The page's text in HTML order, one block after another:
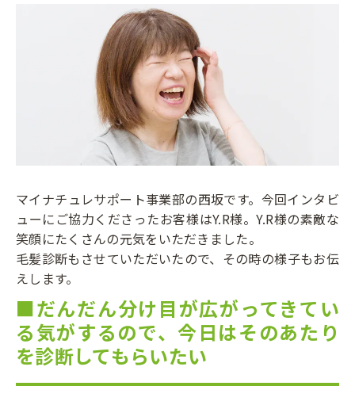
マイナチュレサポート事業部の西坂です。今回インタビ
ューにご協力くださったお客様はY.R様。Y.R様の素敵な
笑顔にたくさんの元気をいただきました。
毛髪診断もさせていただいたので、その時の様子もお伝
えします。
■だんだん分け目が広がってきてい
る気がするので、今日はそのあたり
を診断してもらいたい